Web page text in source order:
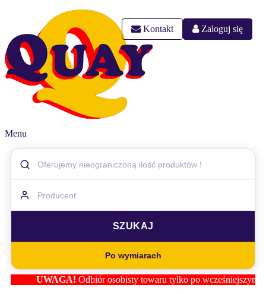
Kontakt Zaloguj się
Menu
Po wymiarach
UWAGA!Odbiór osobisty towaru tylko po wcześniejszym